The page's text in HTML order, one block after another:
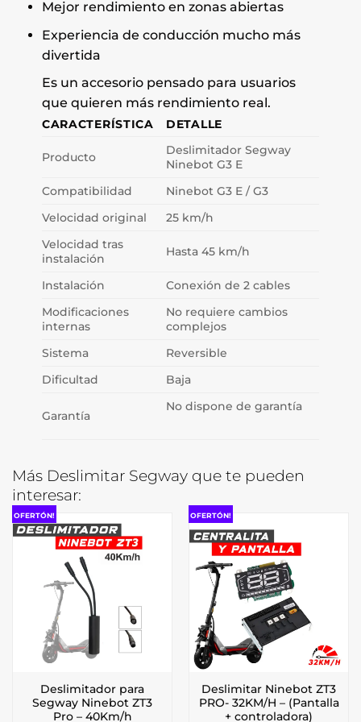
Mejor rendimiento en zonas abiertas
Experiencia de conducción mucho más
divertida
Es un accesorio pensado para usuarios
que quieren más rendimiento real.
CARACTERÍSTICA DETALLE
Producto
Deslimitador Segway
Ninebot G3 E
Compatibilidad
Ninebot G3 E / G3
Velocidad original
25 km/h
Velocidad tras
instalación
Hasta 45 km/h
Instalación
Conexión de 2 cables
Modificaciones
internas
No requiere cambios
complejos
Sistema
Reversible
Dificultad
Baja
Garantía
No dispone de garantía
Más Deslimitar Segway que te pueden
interesar:
OFERTÓN!
Deslimitador para
Segway Ninebot ZT3
Pro – 40Km/h
OFERTÓN!
Deslimitar Ninebot ZT3
PRO- 32KM/H – (Pantalla
+ controladora)